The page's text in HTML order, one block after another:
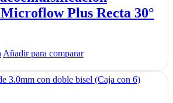
Plus Recta 30°
Añadir para comparar